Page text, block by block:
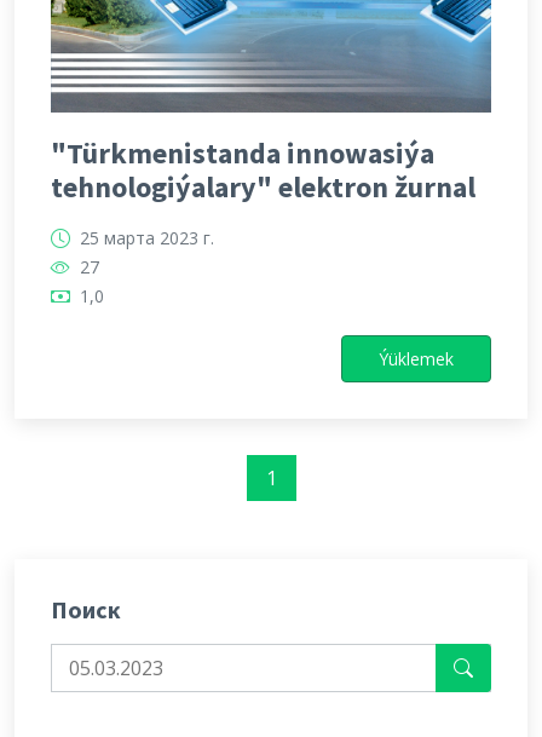
"Türkmenistanda innowasiýa
tehnologiýalary" elektron žurnal
25 марта 2023 г.
27
1,0
Ýüklemek
1
Поиск